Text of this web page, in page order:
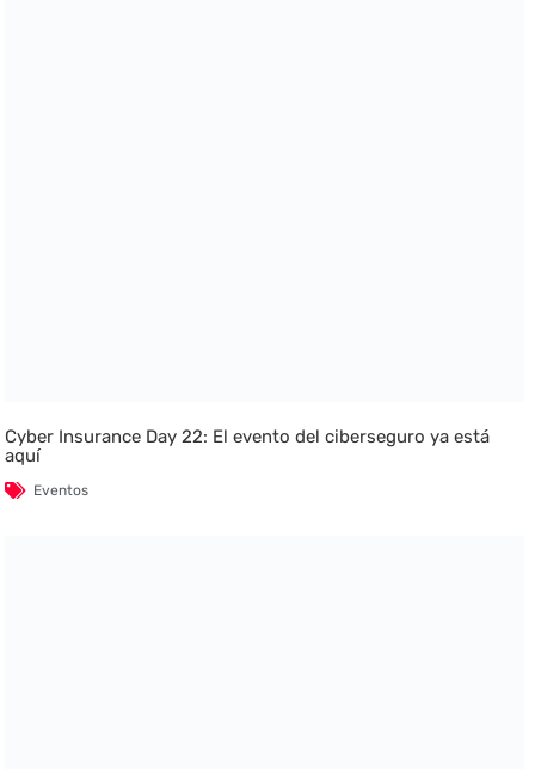
Cyber Insurance Day 22: El evento del ciberseguro ya está
aquí
Eventos